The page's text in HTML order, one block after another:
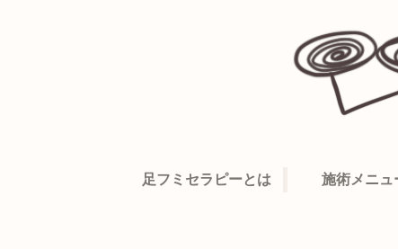
足フミセラピーとは 施術メニュ